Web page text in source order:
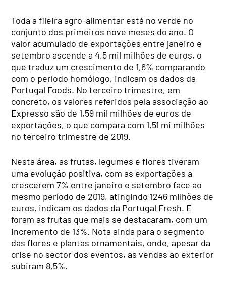
Toda a fileira agro-alimentar está no verde no
conjunto dos primeiros nove meses do ano. O
valor acumulado de exportações entre janeiro e
setembro ascende a 4,5 mil milhões de euros, o
que traduz um crescimento de 1,6% comparando
com o período homólogo, indicam os dados da
Portugal Foods. No terceiro trimestre, em
concreto, os valores referidos pela associação ao
Expresso são de 1,59 mil milhões de euros de
exportações, o que compara com 1,51 mi milhões
no terceiro trimestre de 2019.
Nesta área, as frutas, legumes e flores tiveram
uma evolução positiva, com as exportações a
crescerem 7% entre janeiro e setembro face ao
mesmo período de 2019, atingindo 1246 milhões de
euros, indicam os dados da Portugal Fresh. E
foram as frutas que mais se destacaram, com um
incremento de 13%. Nota ainda para o segmento
das flores e plantas ornamentais, onde, apesar da
crise no sector dos eventos, as vendas ao exterior
subiram 8,5%.